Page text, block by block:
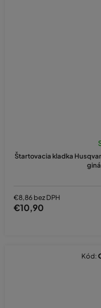
Štartovacia kladka
€8,86 bez DPH
€10,90
Kód: